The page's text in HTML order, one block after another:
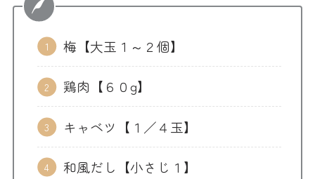
梅【大玉１～２個】
鶏肉【６０g】
キャベツ【１／４玉】
和風だし【小さじ１】